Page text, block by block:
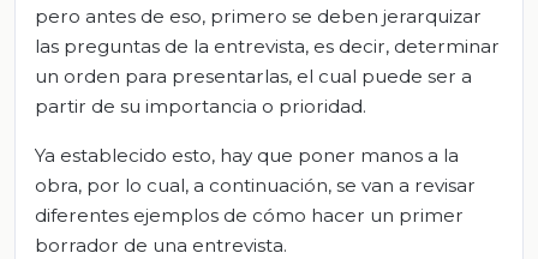
pero antes de eso, primero se deben jerarquizar
las preguntas de la entrevista, es decir, determinar
un orden para presentarlas, el cual puede ser a
partir de su importancia o prioridad.
Ya establecido esto, hay que poner manos a la
obra, por lo cual, a continuación, se van a revisar
diferentes ejemplos de cómo hacer un primer
borrador de una entrevista.